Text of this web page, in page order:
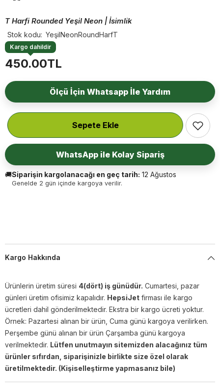
T Harfi Rounded Yeşil Neon | İsimlik
Stok kodu: YeşilNeonRoundHarfT
Kargo dahildir
450.00TL
Ölçü İçin Whatsapp İle Yardım
Sepete Ekle
WhatsApp ile Kolay Sipariş
🚚Siparişin kargolanacağı en geç tarih: 12 Ağustos
Genelde 2 gün içinde kargoya verilir.
Kargo Hakkında
Ürünlerin üretim süresi 4(dört) iş günüdür. Cumartesi, pazar
günleri üretim ofisimiz kapalıdır. HepsiJet firması ile kargo
ücretleri dahil gönderilmektedir. Ekstra bir kargo ücreti yoktur.
Örnek: Pazartesi alınan bir ürün, Cuma günü kargoya verilirken.
Perşembe günü alınan bir ürün Çarşamba günü kargoya
verilmektedir. Lütfen unutmayın sitemizden alacağınız tüm
ürünler sıfırdan, siparişinizle birlikte size özel olarak
üretilmektedir. (Kişiselleştirme yapmasanız bile)